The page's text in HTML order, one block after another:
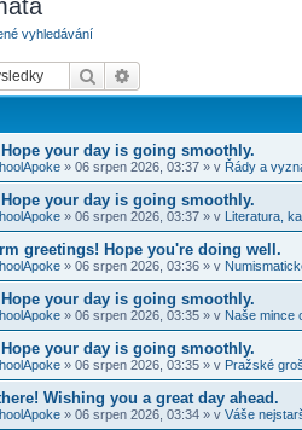
vyhledávání
Hledat
Hope your day is going smoothly.
» 06 srpen 2026, 03:37 » v Řády a
Hope your day is going smoothly.
» 06 srpen 2026, 03:37 » v Literatura,
greetings! Hope you're doing well.
» 06 srpen 2026, 03:36 » v
Hope your day is going smoothly.
» 06 srpen 2026, 03:35 » v Naše mince
Hope your day is going smoothly.
» 06 srpen 2026, 03:35 » v Pražské
Wishing you a great day ahead.
» 06 srpen 2026, 03:34 » v Váše